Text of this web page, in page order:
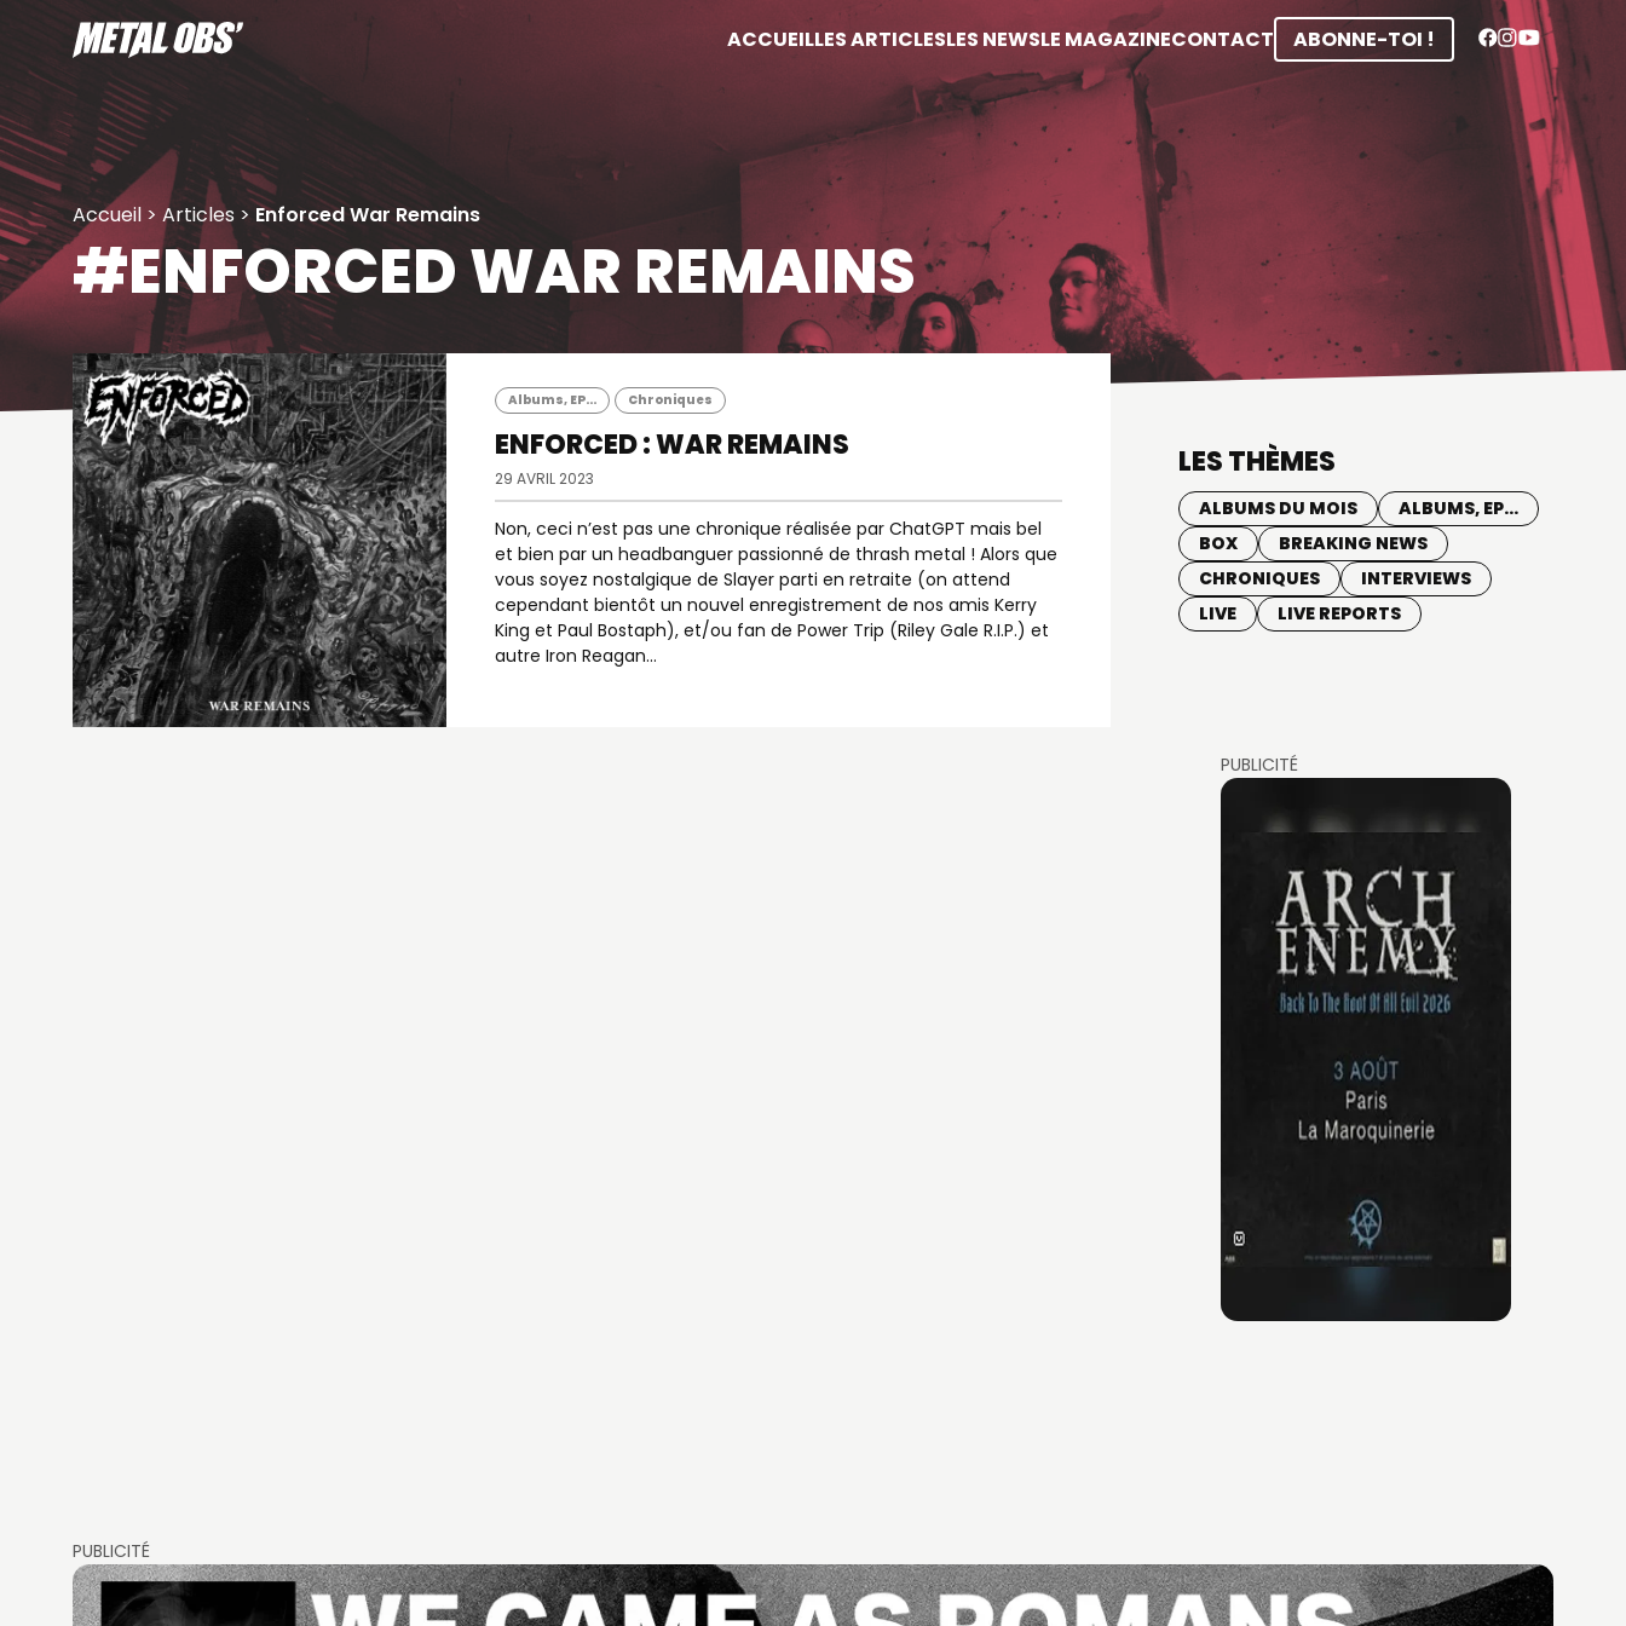
contenu
ACCUEILLES ARTICLESLES NEWSLE MAGAZINECONTACT ABONNE-TOI !
Accueil > Articles > Enforced War Remains
#ENFORCED WAR REMAINS
Albums, EP... Chroniques
ENFORCED : WAR REMAINS
29 AVRIL 2023
Non, ceci n’est pas une chronique réalisée par ChatGPT mais bel
et bien par un headbanguer passionné de thrash metal ! Alors que
vous soyez nostalgique de Slayer parti en retraite (on attend
cependant bientôt un nouvel enregistrement de nos amis Kerry
King et Paul Bostaph), et/ou fan de Power Trip (Riley Gale R.I.P.) et
autre Iron Reagan...
LES THÈMES
ALBUMS DU MOIS
ALBUMS, EP...
BOX
BREAKING NEWS
CHRONIQUES
INTERVIEWS
LIVE
LIVE REPORTS
PUBLICITÉ
PUBLICITÉ